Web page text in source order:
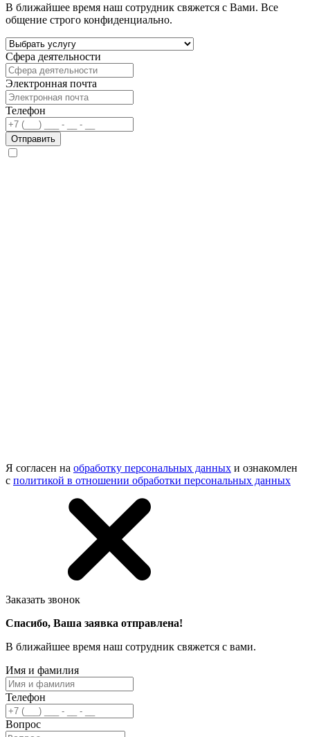
В ближайшее время наш сотрудник свяжется с Вами. Все
общение строго конфиденциально.
Сфера деятельности
Электронная почта
Телефон
Отправить
Я согласен на обработку персональных данных и ознакомлен
с политикой в отношении обработки персональных данных
Заказать звонок
Спасибо, Ваша заявка отправлена!
В ближайшее время наш сотрудник свяжется с вами.
Имя и фамилия
Телефон
Вопрос